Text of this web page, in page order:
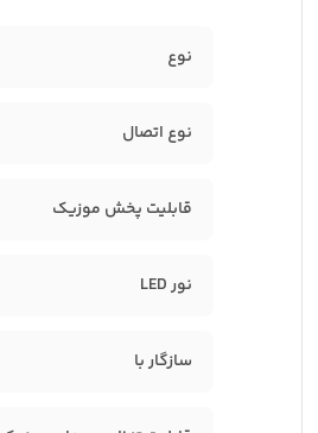
نوع
نوع اتصال
قابلیت پخش موزیک
نور LED
سازگار با